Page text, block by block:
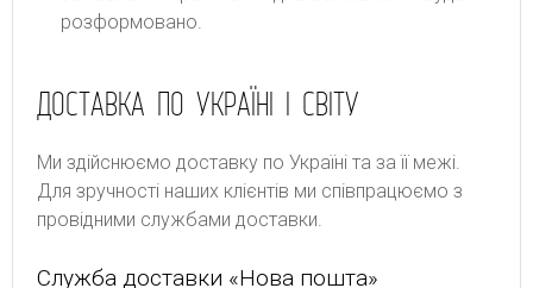
розформовано.
ДОСТАВКА ПО УКРАЇНІ І СВІТУ
Ми здійснюємо доставку по Україні та за її межі.
Для зручності наших клієнтів ми співпрацюємо з
провідними службами доставки.
Служба доставки «Нова пошта»